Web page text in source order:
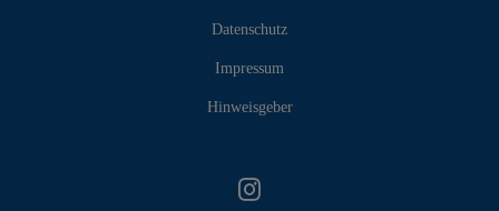
Datenschutz
Impressum
Hinweisgeber